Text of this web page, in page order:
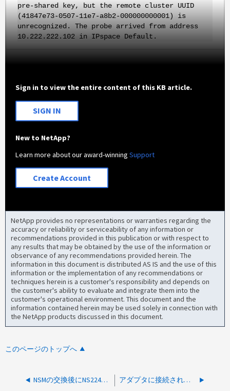
pre-shared key, but the remote cluster UUID
(41847e73-0507-11e7-a8b2-000000000001) is
unrecognized. The probe arrived from address
10.222.222.102 in IPspace Default.
Sign in to view the entire content of this KB article.
SIGN IN
New to NetApp?
Learn more about our award-winningSupport
Create Account
NetApp provides no representations or warranties regarding the
accuracy or reliability or serviceability of any information or
recommendations provided in this publication or with respect to
any results that may be obtained by the use of the information or
observance of any recommendations provided herein. The
information in this document is distributed AS IS and the use of this
information or the implementation of any recommendations or
techniques herein is a customer's responsibility and depends on
the customer's ability to evaluate and integrate them into the
customer's operational environment. This document and the
information contained herein may be used solely in connection with
the NetApp products discussed in this document.
このページのトップへ
NSMの交換後にNS224シェルフで互換性のない電源装置エラーが報告される アダプタに接続されたシェルフで設定の不一致が検出されました